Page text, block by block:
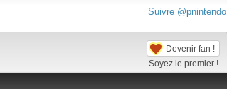
Suivre @pnintendo
Devenir fan !
Soyez le premier !